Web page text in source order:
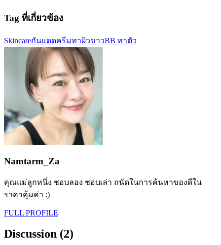
Tag ที่เกี่ยวข้อง
SkincareกันแดดครีมทาผิวขาวBB ทาตัว
Namtarm_Za
คุณแม่ลูกหนึ่ง ชอบลอง ชอบเล่า ถนัดในการค้นหาของดีใน
ราคาคุ้มค่า :)
FULL PROFILE
Discussion (2)